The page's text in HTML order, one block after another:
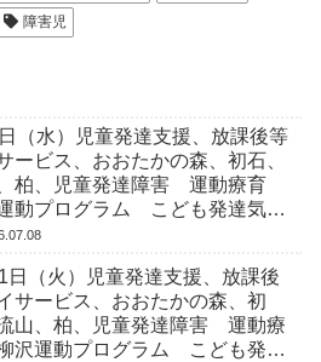
障害児
（水）児童発達支援、放課後等
ービス、おおたかの森、初石、
柏、児童発達障害 運動療育
動プログラム こども発達気に
発達障害 放デイ 自閉症
日（火）児童発達支援、放課後
サービス、おおたかの森、初
山、柏、児童発達障害 運動療
沢運動プログラム こども発達